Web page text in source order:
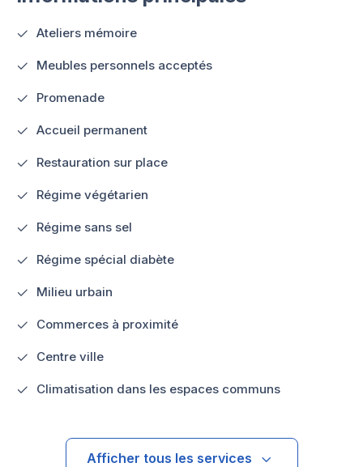
Ateliers mémoire
Meubles personnels acceptés
Promenade
Accueil permanent
Restauration sur place
Régime végétarien
Régime sans sel
Régime spécial diabète
Milieu urbain
Commerces à proximité
Centre ville
Climatisation dans les espaces communs
Afficher tous les services